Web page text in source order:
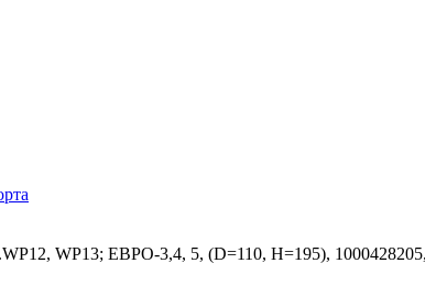
WP13; ЕВРО-3,4, 5, (D=110, H=195),